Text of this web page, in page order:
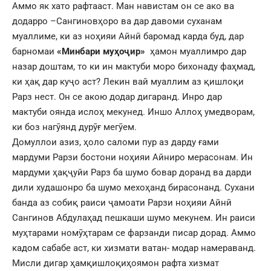
Аммо як хато рафтааст. Ман навистам он се ако ва
додарро –Сангиновҳоро ва дар давоми суханам
муаллиме, ки аз ноҳияи Айнӣ баромад карда буд, дар
барномаи «Минбари муҳоҷир» ҳамон муаллимро дар
назар доштам, то ки ин мактуби моро бихонаду фаҳмад,
ки ҳақ дар куҷо аст? Лекин вай муаллим аз қишлоқи
Рарз нест. Он се акою додар дигаранд. Инро дар
мактуби оянда ислоҳ мекунед. Иншо Аллоҳ умедворам,
ки боз нагӯянд дурӯғ мегӯем.
Домуллои азиз, ҳоло саломи пур аз дарду ғами
мардуми Рарзи бостони ноҳияи Айниро мерасонам. Ин
мардуми ҳақҷуйи Рарз ба шумо бовар доранд ва дарди
дили худашонро ба шумо мехоҳанд бирасонанд. Сухани
банда аз собиқ раиси ҷамоати Рарзи ноҳияи Айнӣ
Сангинов Абдулаҳад пешкаши шумо мекунем. Ин раиси
муҳтарами номӯҳтарам се фарзанди писар дорад. Аммо
кадом сабабе аст, ки хизмати ватан- модар намераванд.
Мисли дигар ҳамқишлоқиҳоямон рафта хизмат